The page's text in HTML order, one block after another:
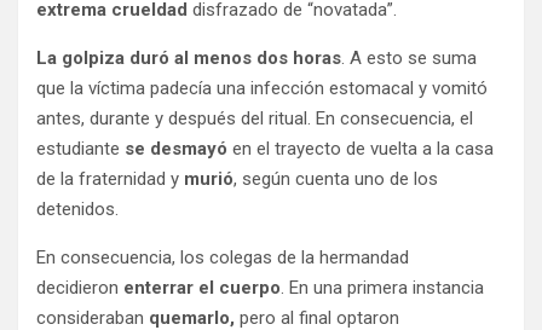
extrema crueldad disfrazado de “novatada”.
La golpiza duró al menos dos horas. A esto se suma
que la víctima padecía una infección estomacal y vomitó
antes, durante y después del ritual. En consecuencia, el
estudiante se desmayó en el trayecto de vuelta a la casa
de la fraternidad y murió, según cuenta uno de los
detenidos.
En consecuencia, los colegas de la hermandad
decidieron enterrar el cuerpo. En una primera instancia
consideraban quemarlo, pero al final optaron